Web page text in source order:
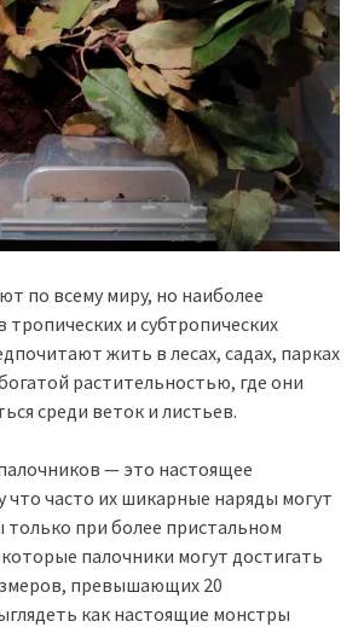
по всему миру, но наиболее
тропических и субтропических
жить в лесах, садах, парках
растительностью, где они
среди веток и листьев.
— это настоящее
что часто их шикарные наряды могут
при более пристальном
палочники могут достигать
превышающих 20
как настоящие монстры